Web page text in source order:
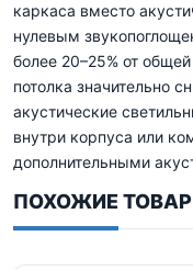
каркаса вместо
нулевым
более 20–25% от
потолка значительно
акустические
внутри корпуса или
дополнительными
ПОХОЖИЕ